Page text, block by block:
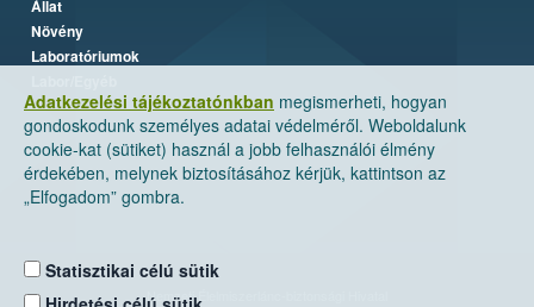
Adatkezelési tájékoztatónkban megismerheti, hogyan
gondoskodunk személyes adatai védelméről. Weboldalunk
cookie-kat (sütiket) használ a jobb felhasználói élmény
érdekében, melynek biztosításához kérjük, kattintson az
„Elfogadom” gombra.
Statisztikai célú sütik
Állat
Növény
Laboratóriumok
Nemzeti Élelmiszerlánc-biztonsági Hivatal